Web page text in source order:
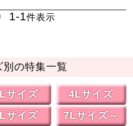
1-1件表示
別の特集一覧
サイズ
4Lサイズ
サイズ 7Lサイズ～